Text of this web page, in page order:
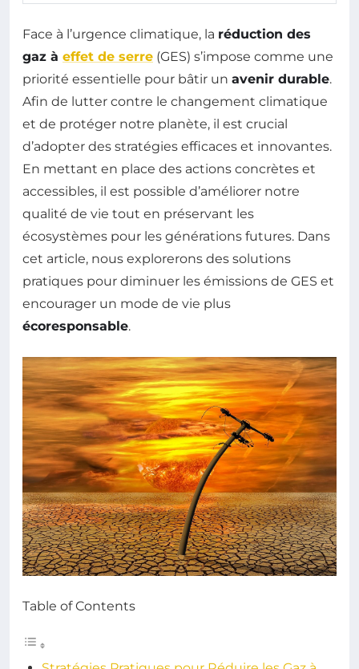
Face à l’urgence climatique, la réduction des
gaz à effet de serre (GES) s’impose comme une
priorité essentielle pour bâtir un avenir durable.
Afin de lutter contre le changement climatique
et de protéger notre planète, il est crucial
d’adopter des stratégies efficaces et innovantes.
En mettant en place des actions concrètes et
accessibles, il est possible d’améliorer notre
qualité de vie tout en préservant les
écosystèmes pour les générations futures. Dans
cet article, nous explorerons des solutions
pratiques pour diminuer les émissions de GES et
encourager un mode de vie plus
écoresponsable.
Table of Contents